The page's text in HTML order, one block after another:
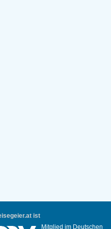
ist
Mitglied im Deutschen